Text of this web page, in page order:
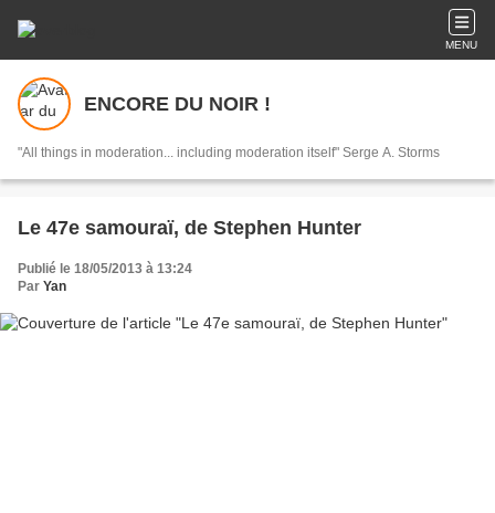
MENU
ENCORE DU NOIR !
"All things in moderation... including moderation itself" Serge A. Storms
Le 47e samouraï, de Stephen Hunter
Publié le 18/05/2013 à 13:24
Par Yan